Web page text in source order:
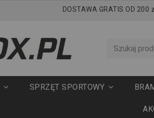
DOSTAWA GRATIS OD 200
SPRZĘT SPORTOWY